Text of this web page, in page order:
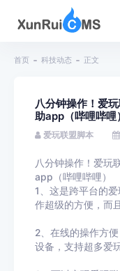
首页 科技动态 正文
八分钟操作！爱
助app（哔哩哔哩）
爱玩联盟脚本
八分钟操作！爱玩
app（哔哩哔哩）
1、这是跨平台的
作超级的方便，而
2、在线的操作方
设备，支持超多爱